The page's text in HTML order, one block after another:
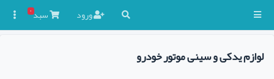
ورود سبد۰
لوازم یدکی و سینی موتور خودرو